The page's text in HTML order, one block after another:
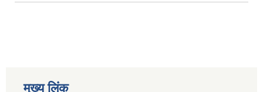
मुख्य लिंक